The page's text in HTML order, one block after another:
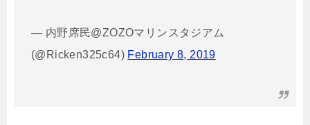
— 内野席民@ZOZOマリンスタジアム
(@Ricken325c64) February 8, 2019